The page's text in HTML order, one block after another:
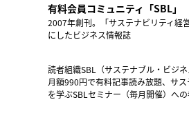
有料会員コミュニティ「SBL」
2007年創刊。「サステナビリティ経
にしたビジネス情報誌
読者組織SBL（サステナブル・ビジネ
月額990円で有料記事読み放題、サ
を学ぶSBLセミナー（毎月開催）へ